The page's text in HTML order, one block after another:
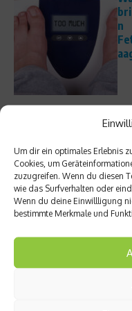
Um dir ein optimales Erlebnis
Cookies, um
zuzugreifen. Wenn du diesen
wie das Surfverhalten oder
Wenn du deine Einwillligung
bestimmte Merkmale und
n
Ähnliche Beiträge